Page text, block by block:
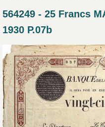
564249- 25 Francs
1930 P.07b